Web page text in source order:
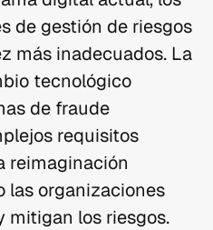
de gestión de riesgos
más inadecuados. La
tecnológico
de fraude
requisitos
reimaginación
las organizaciones
mitigan los riesgos.